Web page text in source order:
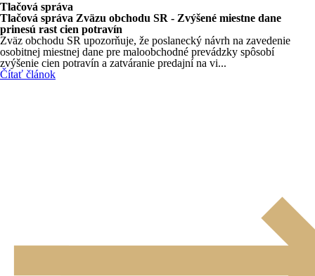
Tlačová správa
Tlačová správa Zväzu obchodu SR - Zvýšené miestne dane
prinesú rast cien potravín
Zväz obchodu SR upozorňuje, že poslanecký návrh na zavedenie
osobitnej miestnej dane pre maloobchodné prevádzky spôsobí
zvýšenie cien potravín a zatváranie predajní na vi...
Čítať článok